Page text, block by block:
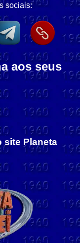
sociais:
aos seus
site Planeta